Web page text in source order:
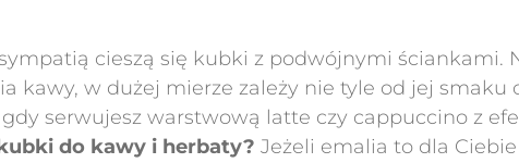
cieszą się kubki z podwójnymi ściankami.
w dużej mierze zależy nie tyle od jej smaku
serwujesz warstwową latte czy cappuccino z
do kawy i herbaty? Jeżeli emalia to dla